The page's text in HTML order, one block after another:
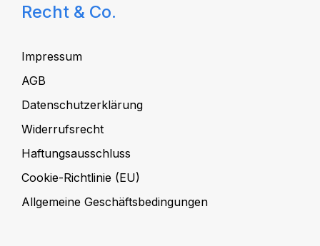
Recht & Co.
Impressum
AGB
Datenschutzerklärung
Widerrufsrecht
Haftungsausschluss
Cookie-Richtlinie (EU)
Allgemeine Geschäftsbedingungen